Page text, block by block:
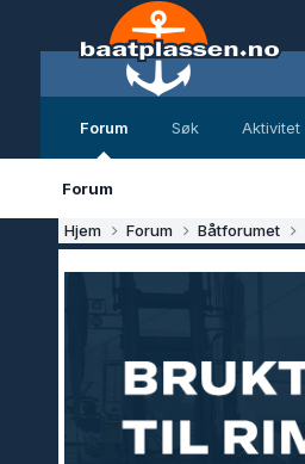
Forum
Forum
Søk Aktivitet
Hjem Forum Båtforumet